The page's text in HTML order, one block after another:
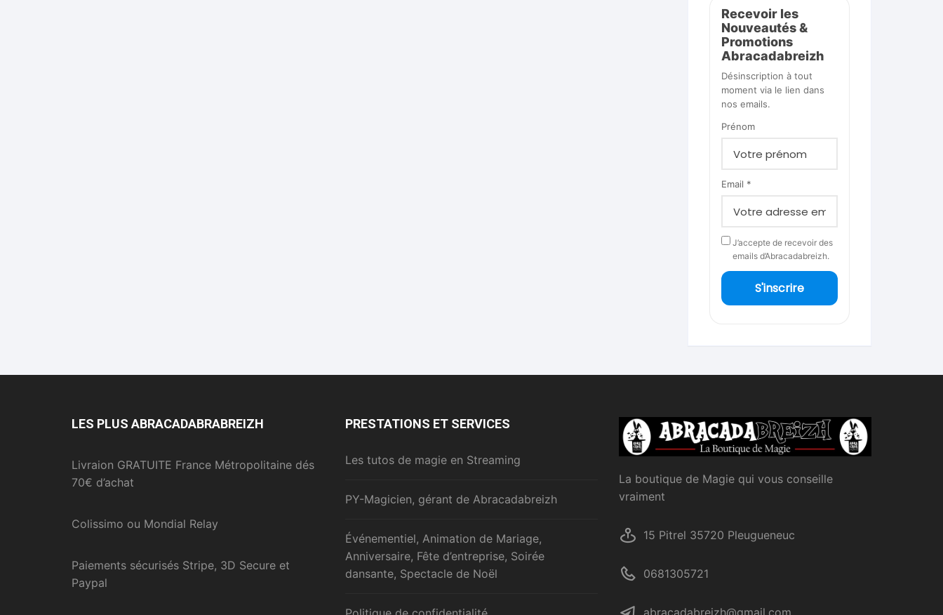
Recevoir les
Nouveautés &
Promotions
Abracadabreizh
Désinscription à tout
moment via le lien dans
nos emails.
Prénom
Email *
J’accepte de recevoir des
emails d’Abracadabreizh.
S'inscrire
LES PLUS ABRACADABRABREIZH
Livraion GRATUITE France Métropolitaine dés
70€ d’achat
Colissimo ou Mondial Relay
Paiements sécurisés Stripe, 3D Secure et
Paypal
PRESTATIONS ET SERVICES
Les tutos de magie en Streaming
PY-Magicien, gérant de Abracadabreizh
Événementiel, Animation de Mariage,
Anniversaire, Fête d’entreprise, Soirée
dansante, Spectacle de Noël
La boutique de Magie qui vous conseille
vraiment
15 Pitrel 35720 Pleugueneuc
0681305721